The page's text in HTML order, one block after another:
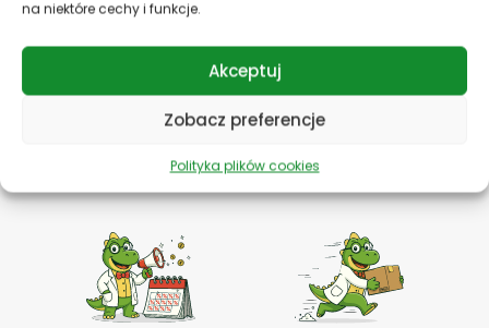
na niektóre cechy i funkcje.
Akceptuj
Zobacz preferencje
Polityka plików cookies